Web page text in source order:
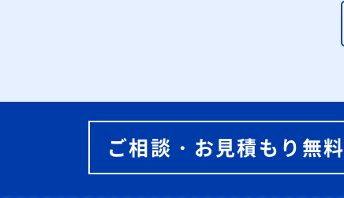
ご相談・お見積もり無料